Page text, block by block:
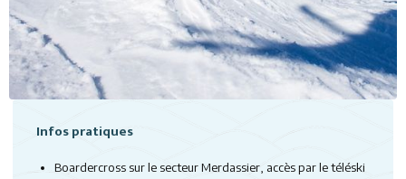
Infos pratiques
Boardercross sur le secteur Merdassier, accès par le téléski